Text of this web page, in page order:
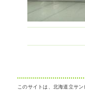
このサイトは、北海道立サ